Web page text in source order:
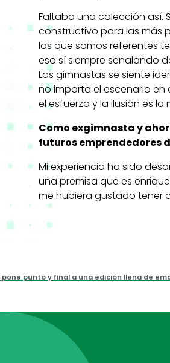
Faltaba una colección así.
constructivo para las más
los que somos referentes
eso sí siempre señalando
Las gimnastas se siente
no importa el escenario en
el esfuerzo y la ilusión es
Como exgimnasta y
futuros emprendedores
Mi experiencia ha sido
una premisa que es
me hubiera gustado tener
pone punto y final a una edición llena de